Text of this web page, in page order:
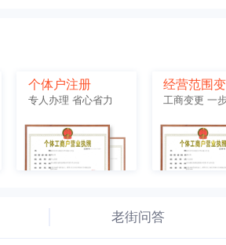
个体户注册
专人办理 省心省力
经营范围
工商变更 一
老街问答